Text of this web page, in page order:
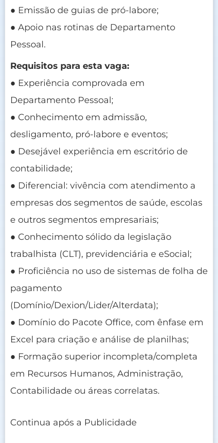
● Emissão de guias de pró-labore;
● Apoio nas rotinas de Departamento
Pessoal.
Requisitos para esta vaga:
● Experiência comprovada em
Departamento Pessoal;
● Conhecimento em admissão,
desligamento, pró-labore e eventos;
● Desejável experiência em escritório de
contabilidade;
● Diferencial: vivência com atendimento a
empresas dos segmentos de saúde, escolas
e outros segmentos empresariais;
● Conhecimento sólido da legislação
trabalhista (CLT), previdenciária e eSocial;
● Proficiência no uso de sistemas de folha de
pagamento
(Domínio/Dexion/Lider/Alterdata);
● Domínio do Pacote Office, com ênfase em
Excel para criação e análise de planilhas;
● Formação superior incompleta/completa
em Recursos Humanos, Administração,
Contabilidade ou áreas correlatas.
Continua após a Publicidade